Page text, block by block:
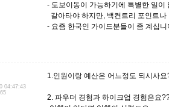
- 도보이동이 가능하기에 특별한 일
갈아타야 하지만, 백컨트리 포인트
- 요즘 한국인 가이드분들이 좀 계십
04:47:43
1.인원이랑 예산은 어느정도 되시사요
2. 파우더 경험과 하이크업 경험은요